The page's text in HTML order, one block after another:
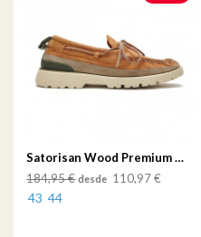
Satorisan Wood Premium Duck
184,95 € desde 110,97 €
43 44